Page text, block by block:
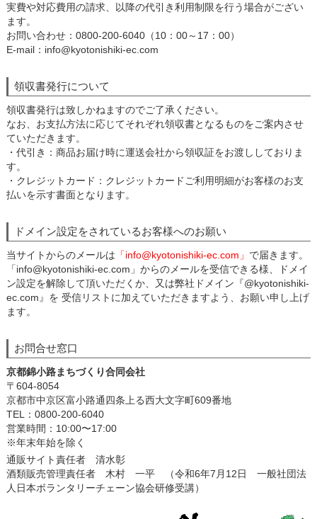
実費や対応費用の請求、以降の代引き利用制限を行う場合がござい
ます。
お問い合わせ：0800-200-6040（10：00～17：00）
E-mail：info@kyotonishiki-ec.com
領収書発行について
領収書発行は致しかねますのでご了承ください。
なお、お支払方法に応じてそれぞれ領収書となるものをご案内させ
ていただきます。
・代引き：商品お届け時に運送会社から領収証をお渡ししておりま
す。
・クレジットカード：クレジットカードご利用明細がお客様のお支
払いを示す書面となります。
ドメイン設定をされているお客様へのお願い
当サイトからのメールは 「info@kyotonishiki-ec.com」 で届きます。
「info@kyotonishiki-ec.com」からのメールを受信できる様、ドメイ
ン設定を解除して頂いただくか、又は弊社ドメイン『@kyotonishiki-
ec.com』を 受信リストに加えていただきますよう、お願い申し上げ
ます。
お問合せ窓口
京都錦小路まちづくり合同会社
〒604-8054
京都市中京区富小路通四条上る西大文字町609番地
TEL：0800-200-6040
営業時間：10:00〜17:00
※年末年始を除く
通販サイト責任者 清水彰
酒類販売管理責任者 木村 一平 （令和6年7月12日 一般社団法
人日本ボランタリーチェーン協会研修受講）